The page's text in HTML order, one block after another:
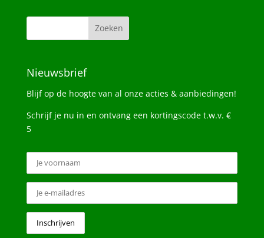
Nieuwsbrief
Blijf op de hoogte van al onze acties & aanbiedingen!
Schrijf je nu in en ontvang een kortingscode t.w.v. €
5